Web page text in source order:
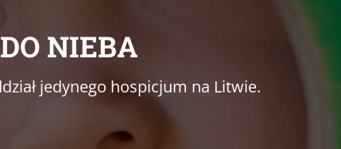
NIEBA
jedynego hospicjum na Litwie.